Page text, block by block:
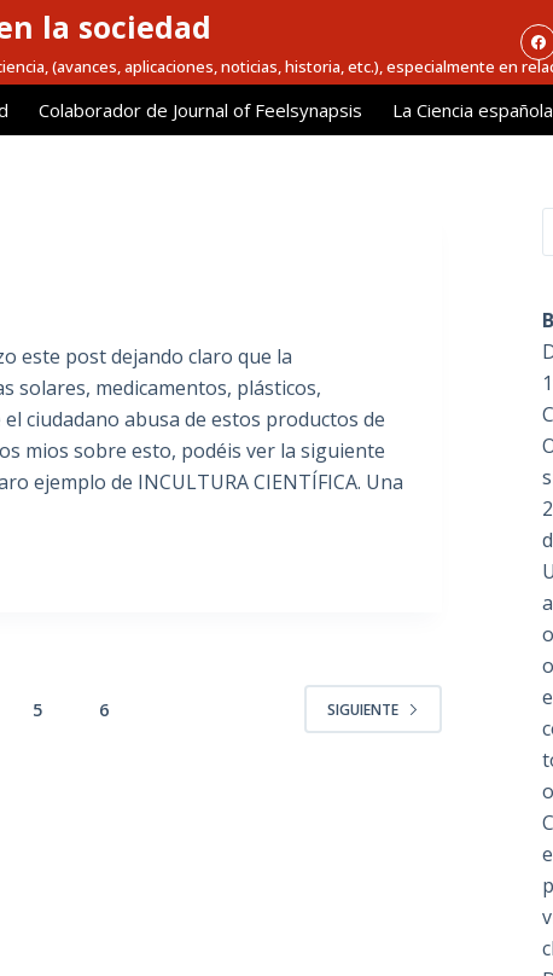
la sociedad
(avances, aplicaciones, noticias, historia, etc.), especialmente en
Colaborador de Journal of Feelsynapsis La Ciencia
este post dejando claro que la
solares, medicamentos, plásticos,
ciudadano abusa de estos productos de
mios sobre esto, podéis ver la siguiente
de INCULTURA CIENTÍFICA. Una
5 6 SIGUIENTE